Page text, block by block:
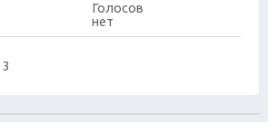
Голосов
нет
3